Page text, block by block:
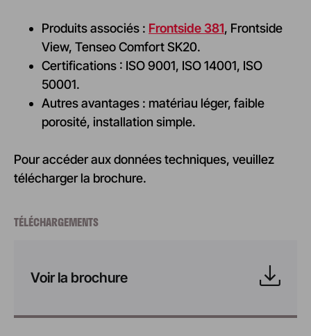
Produits associés : Frontside 381, Frontside
View, Tenseo Comfort SK20.
Certifications : ISO 9001, ISO 14001, ISO
50001.
Autres avantages : matériau léger, faible
porosité, installation simple.
Pour accéder aux données techniques, veuillez
télécharger la brochure.
TÉLÉCHARGEMENTS
Voir la brochure